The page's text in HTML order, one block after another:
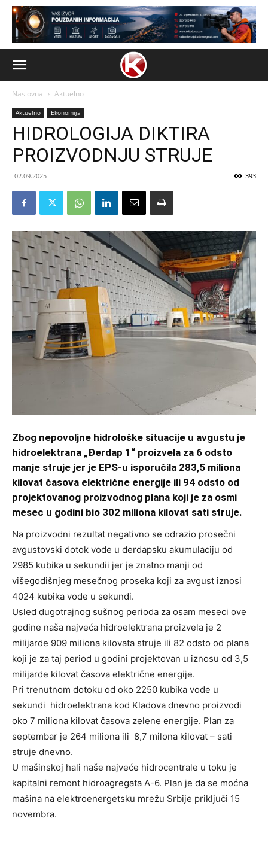
Naslovna Aktuelno
Aktuelno Ekonomija
HIDROLOGIJA DIKTIRA
PROIZVODNJU STRUJE
02.09.2025 393
Zbog nepovoljne hidrološke situacije u avgustu je
hidroelektrana „Đerdap 1“ proizvela za 6 odsto
manje struje jer je EPS-u isporučila 283,5 miliona
kilovat časova električne energije ili 94 odsto od
projektovanog proizvodnog plana koji je za osmi
mesec u godini bio 302 miliona kilovat sati struje.
Na proizvodni rezultat negativno se odrazio prosečni
avgustovski dotok vode u đerdapsku akumulaciju od
2985 kubika u sekundii jer je znatno manji od
višegodišnjeg mesečnog proseka koji za avgust iznosi
4024 kubika vode u sekundi.
Usled dugotrajnog sušnog perioda za osam meseci ove
godine naša najveća hidroelektrana proizvela je 2
milijarde 909 miliona kilovata struje ili 82 odsto od plana
koji je za taj period u godini projektovan u iznosu od 3,5
milijarde kilovat časova električne energije.
Pri trenutnom dotoku od oko 2250 kubika vode u
sekundi hidroelektrana kod Kladova dnevno proizvodi
oko 7 miliona kilovat časova zelene energije. Plan za
septembar je 264 miliona ili 8,7 milona kilovat – sati
struje dnevno.
U mašinskoj hali naše najveće hidrocentrale u toku je
kapitalni remont hidroagregata A-6. Plan je da se moćna
mašina na elektroenergetsku mrežu Srbije priključi 15
novembra.